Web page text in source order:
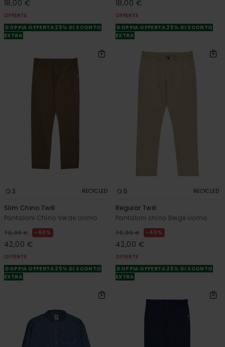
18,00 €
OFFERTE
DOPPIA OFFERTA 25% DI SCONTO
EXTRA
18,00 €
OFFERTE
DOPPIA OFFERTA 25% DI SCONTO
EXTRA
3 RECYCLED
Slim Chino Twill
Pantaloni Chino Verde Uomo
70,00 € 40%
42,00 €
OFFERTE
DOPPIA OFFERTA 25% DI SCONTO
EXTRA
5 RECYCLED
Regular Twill
Pantaloni chino Beige Uomo
70,00 € 40%
42,00 €
OFFERTE
DOPPIA OFFERTA 25% DI SCONTO
EXTRA